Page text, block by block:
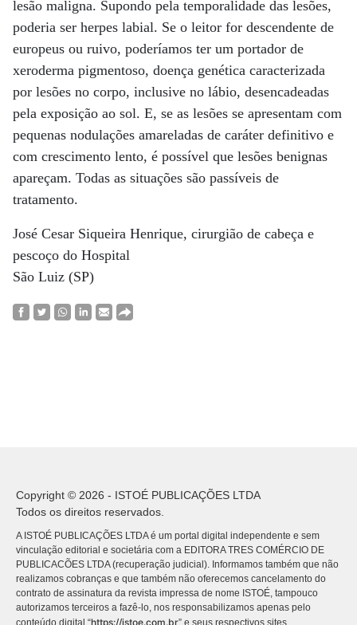
lesão maligna. Supondo pela temporalidade das lesões,
poderia ser herpes labial. Se o leitor for descendente de
europeus ou ruivo, poderíamos ter um portador de
xeroderma pigmentoso, doença genética caracterizada
por lesões no corpo, inclusive no lábio, desencadeadas
pela exposição ao sol. E, se as lesões se apresentam com
pequenas nodulações amareladas de caráter definitivo e
com crescimento lento, é possível que lesões benignas
apareçam. Todas as situações são passíveis de
tratamento.
José Cesar Siqueira Henrique, cirurgião de cabeça e
pescoço do Hospital
São Luiz (SP)
Copyright © 2026 - ISTOÉ PUBLICAÇÕES LTDA
Todos os direitos reservados.
A ISTOÉ PUBLICAÇÕES LTDA é um portal digital independente e sem
vinculação editorial e societária com a EDITORA TRES COMÉRCIO DE
PUBLICACÕES LTDA (recuperação judicial). Informamos também que não
realizamos cobranças e que também não oferecemos cancelamento do
contrato de assinatura da revista impressa de nome ISTOÉ, tampouco
autorizamos terceiros a fazê-lo, nos responsabilizamos apenas pelo
conteúdo digital “https://istoe.com.br” e seus respectivos sites.